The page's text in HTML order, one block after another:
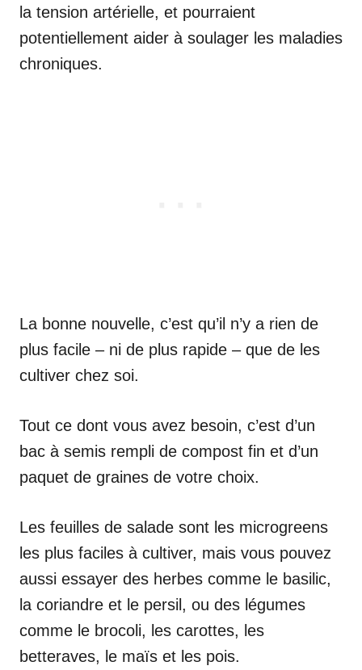
la tension artérielle, et pourraient
potentiellement aider à soulager les maladies
chroniques.
La bonne nouvelle, c’est qu’il n’y a rien de
plus facile – ni de plus rapide – que de les
cultiver chez soi.
Tout ce dont vous avez besoin, c’est d’un
bac à semis rempli de compost fin et d’un
paquet de graines de votre choix.
Les feuilles de salade sont les microgreens
les plus faciles à cultiver, mais vous pouvez
aussi essayer des herbes comme le basilic,
la coriandre et le persil, ou des légumes
comme le brocoli, les carottes, les
betteraves, le maïs et les pois.